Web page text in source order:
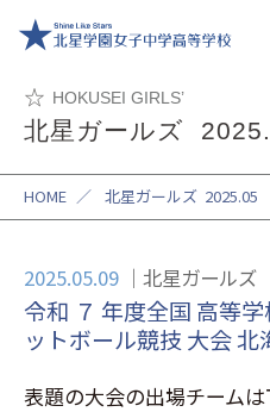
HOKUSEI GIRLS’
北星ガールズ
HOME ／ 北星ガールズ 2025.05
2025.05.09 北星ガールズ
令和 ７ 年度全国 高等
ットボール競技 大会 北
表題の大会の出場チーム